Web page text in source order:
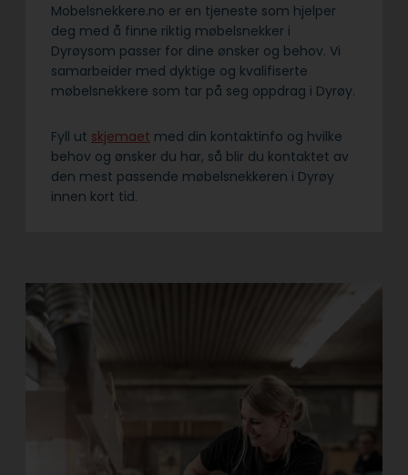
Mobelsnekkere.no er en tjeneste som hjelper
deg med å finne riktig møbelsnekker i
Dyrøysom passer for dine ønsker og behov. Vi
samarbeider med dyktige og kvalifiserte
møbelsnekkere som tar på seg oppdrag i Dyrøy.
Fyll ut skjemaet med din kontaktinfo og hvilke
behov og ønsker du har, så blir du kontaktet av
den mest passende møbelsnekkeren i Dyrøy
innen kort tid.